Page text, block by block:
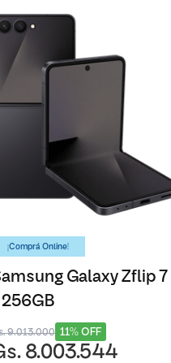
¡Comprá Online!
Galaxy Zflip 7
11% OFF
9.013.000
8.003.544